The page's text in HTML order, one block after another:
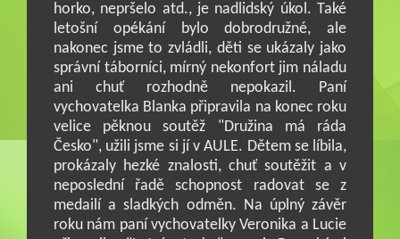
horko, nepršelo atd., je nadlidský úkol. Také
letošní opékání bylo dobrodružné, ale
nakonec jsme to zvládli, děti se ukázaly jako
správní táborníci, mírný nekonfort jim náladu
ani chuť rozhodně nepokazil. Paní
vychovatelka Blanka připravila na konec roku
velice pěknou soutěž "Družina má ráda
Česko", užili jsme si jí v AULE. Dětem se líbila,
prokázaly hezké znalosti, chuť soutěžit a v
neposlední řadě schopnost radovat se z
medailí a sladkých odměn. Na úplný závěr
roku nám paní vychovatelky Veronika a Lucie